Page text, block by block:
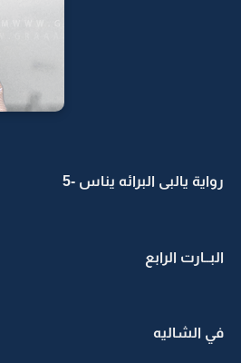
رواية يالبى البرائه يناس -5
البــارت الرابع
في الشاليه